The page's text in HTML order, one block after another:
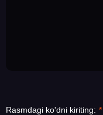
Rasmdagi ko'dni kiriting: